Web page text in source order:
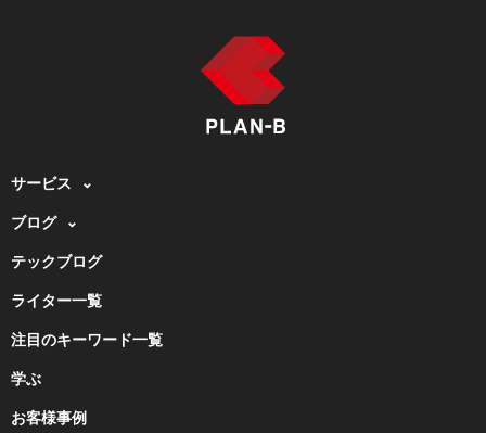
サービス
ブログ
テックブログ
ライター一覧
注目のキーワード一覧
学ぶ
お客様事例